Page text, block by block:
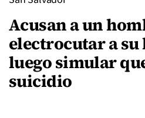
Acusan a un
electrocutar a
luego simular
suicidio